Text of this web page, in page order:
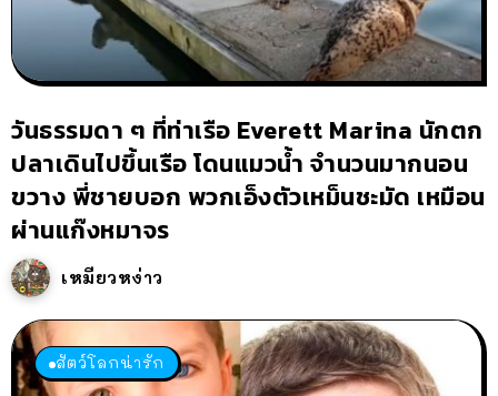
วันธรรมดา ๆ ที่ท่าเรือ Everett Marina นักตก
ปลาเดินไปขึ้นเรือ โดนแมวน้ำ จำนวนมากนอน
ขวาง พี่ชายบอก พวกเอ็งตัวเหม็นชะมัด เหมือน
ผ่านแก๊งหมาจร
เหมียวหง่าว
สัตว์โลกน่ารัก